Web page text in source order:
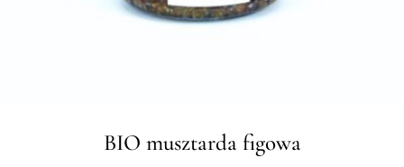
BIO musztarda figowa